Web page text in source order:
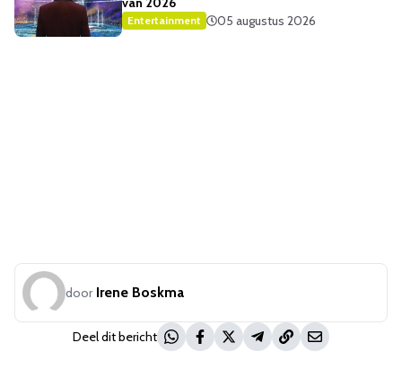
Entertainment 05 augustus 2026
door Irene Boskma
Deel dit bericht